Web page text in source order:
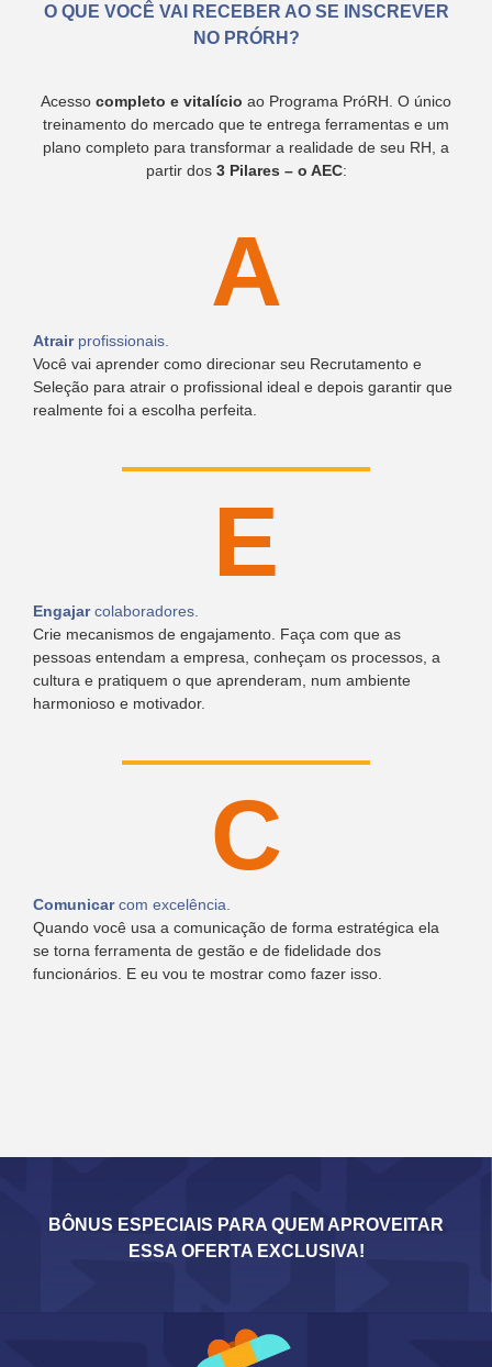
O QUE VOCÊ VAI RECEBER AO SE INSCREVER
NO PRÓRH?
Acesso completo e vitalício ao Programa PróRH. O único
treinamento do mercado que te entrega ferramentas e um
plano completo para transformar a realidade de seu RH, a
partir dos 3 Pilares – o AEC:
A
Atrairprofissionais.
Você vai aprender como direcionar seu Recrutamento e
Seleção para atrair o profissional ideal e depois garantir que
realmente foi a escolha perfeita.
E
Engajarcolaboradores.
Crie mecanismos de engajamento. Faça com que as
pessoas entendam a empresa, conheçam os processos, a
cultura e pratiquem o que aprenderam, num ambiente
harmonioso e motivador.
C
Comunicarcom excelência.
Quando você usa a comunicação de forma estratégica ela
se torna ferramenta de gestão e de fidelidade dos
funcionários. E eu vou te mostrar como fazer isso.
BÔNUS ESPECIAIS PARA QUEM APROVEITAR
ESSA OFERTA EXCLUSIVA!